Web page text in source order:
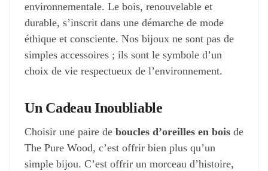
environnementale. Le bois, renouvelable et
durable, s’inscrit dans une démarche de mode
éthique et consciente. Nos bijoux ne sont pas de
simples accessoires ; ils sont le symbole d’un
choix de vie respectueux de l’environnement.
Un Cadeau Inoubliable
Choisir une paire de boucles d’oreilles en bois de
The Pure Wood, c’est offrir bien plus qu’un
simple bijou. C’est offrir un morceau d’histoire,